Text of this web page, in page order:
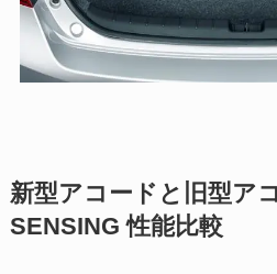
新型アコードと旧型ア
SENSING 性能比較